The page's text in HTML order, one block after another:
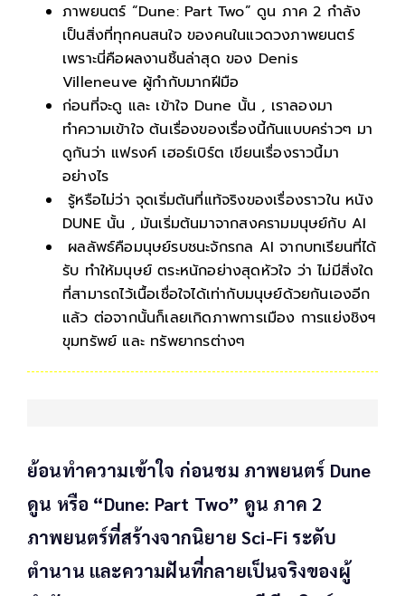
ภาพยนตร์ “Dune: Part Two” ดูน ภาค 2 กำลัง
เป็นสิ่งที่ทุกคนสนใจ ของคนในแวดวงภาพยนตร์
เพราะนี่คือผลงานชิ้นล่าสุด ของ Denis
Villeneuve ผู้กำกับมากฝีมือ
ก่อนที่จะดู และ เข้าใจ Dune นั้น , เราลองมา
ทำความเข้าใจ ต้นเรื่องของเรื่องนี้กันแบบคร่าวๆ มา
ดูกันว่า แฟรงค์ เฮอร์เบิร์ต เขียนเรื่องราวนี้มา
อย่างไร
รู้หรือไม่ว่า จุดเริ่มต้นที่แท้จริงของเรื่องราวใน หนัง
DUNE นั้น , มันเริ่มต้นมาจากสงครามมนุษย์กับ AI
ผลลัพธ์คือมนุษย์รบชนะจักรกล AI จากบทเรียนที่ได้
รับ ทำให้มนุษย์ ตระหนักอย่างสุดหัวใจ ว่า ไม่มีสิ่งใด
ที่สามารถไว้เนื้อเชื่อใจได้เท่ากับมนุษย์ด้วยกันเองอีก
แล้ว ต่อจากนั้นก็เลยเกิดภาพการเมือง การแย่งชิงฯ
ขุมทรัพย์ และ ทรัพยากรต่างๆ
ย้อนทำความเข้าใจ ก่อนชม ภาพยนตร์ Dune
ดูน หรือ “Dune: Part Two” ดูน ภาค 2
ภาพยนตร์ที่สร้างจากนิยาย Sci-Fi ระดับ
ตำนาน และความฝันที่กลายเป็นจริงของผู้